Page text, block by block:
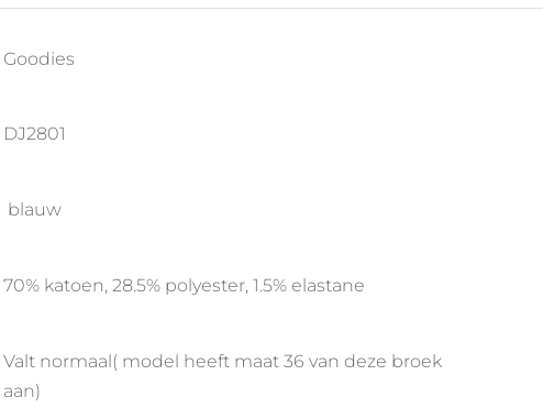
Goodies
DJ2801
blauw
70% katoen, 28.5% polyester, 1.5% elastane
Valt normaal( model heeft maat 36 van deze broek
aan)